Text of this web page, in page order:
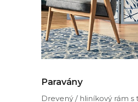
Paravány
Drevený / hliníkový rám s